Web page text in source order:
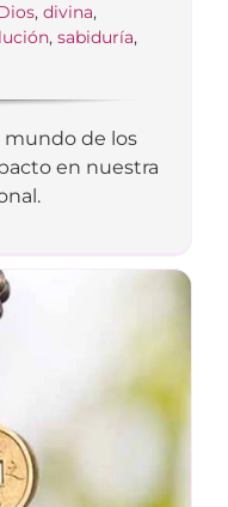
, divina,
, sabiduría,
mundo de los
en nuestra